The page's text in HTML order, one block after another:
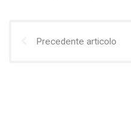
Precedente articolo